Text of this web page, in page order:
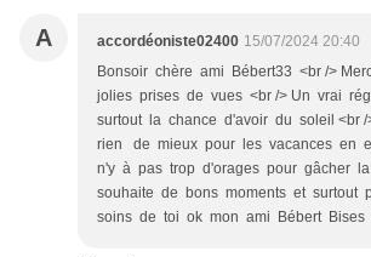
A accordéoniste02400 15/07/2024 20:40
Bonsoir chère ami Bébert33 <br />
jolies prises de vues <br /> Un vrai
surtout la chance d'avoir du soleil <br
rien de mieux pour les vacances en
n'y à pas trop d'orages pour gâcher
souhaite de bons moments et surtout
soins de toi ok mon ami Bébert